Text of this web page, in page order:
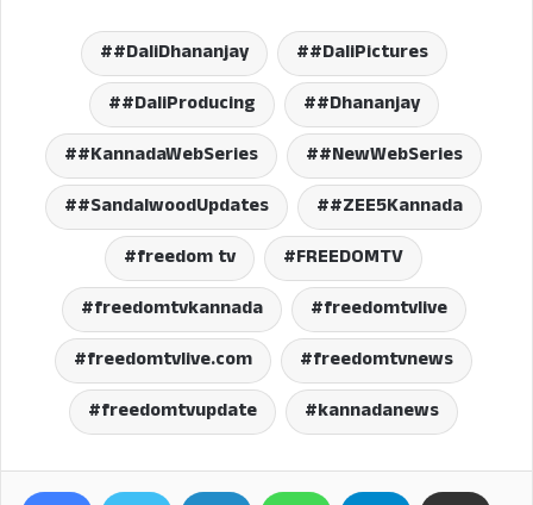
#DaliDhananjay
#DaliPictures
#DaliProducing
#Dhananjay
#KannadaWebSeries
#NewWebSeries
#SandalwoodUpdates
#ZEE5Kannada
freedom tv
FREEDOMTV
freedomtvkannada
freedomtvlive
freedomtvlive.com
freedomtvnews
freedomtvupdate
kannadanews